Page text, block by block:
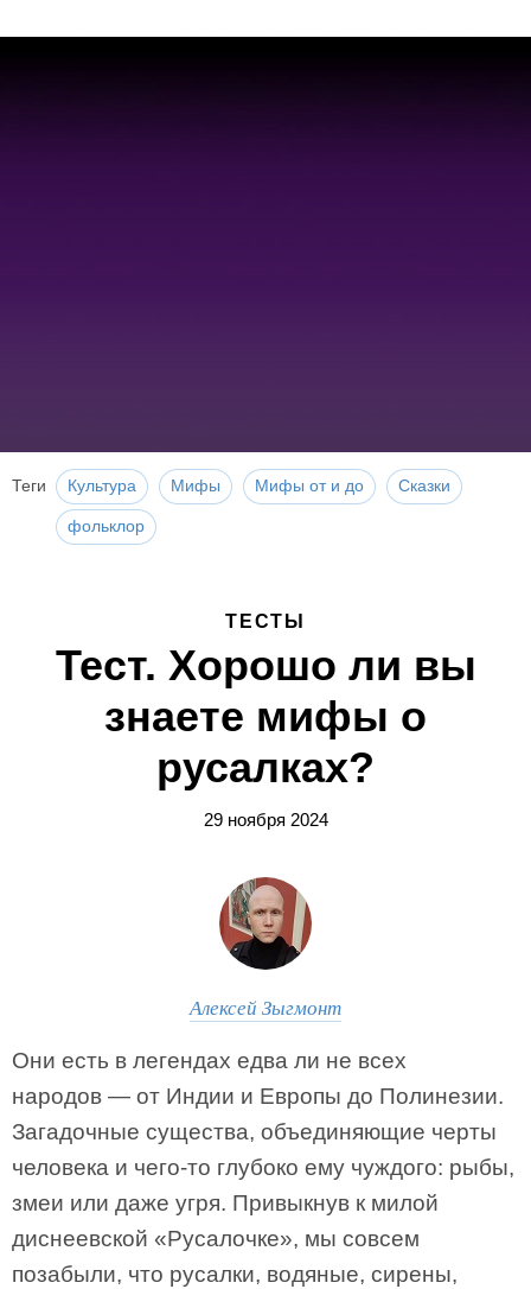
Теги Культура Мифы Мифы от и до Сказки
фольклор
ТЕСТЫ
Тест. Хорошо ли вы
знаете мифы о
русалках?
29 ноября 2024
Алексей Зыгмонт
Они есть в легендах едва ли не всех
народов — от Индии и Европы до Полинезии.
Загадочные существа, объединяющие черты
человека и чего-то глубоко ему чуждого: рыбы,
змеи или даже угря. Привыкнув к милой
диснеевской «Русалочке», мы совсем
позабыли, что русалки, водяные, сирены,